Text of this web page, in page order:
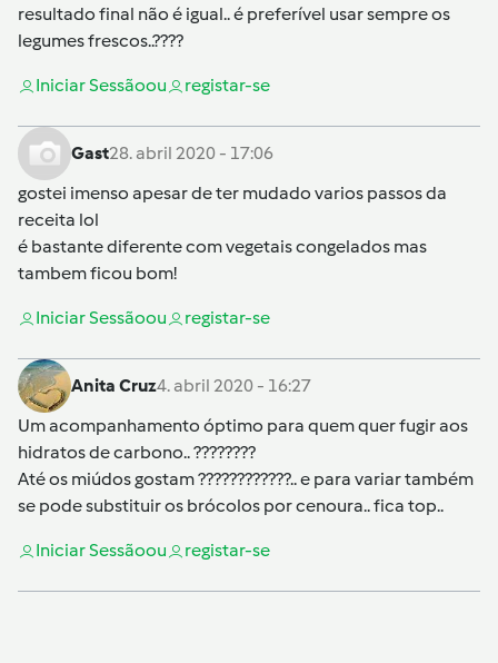
resultado final não é igual.. é preferível usar sempre os
legumes frescos..????
Iniciar Sessãoou registar-se
Gast28. abril 2020 - 17:06
gostei imenso apesar de ter mudado varios passos da
receita lol
é bastante diferente com vegetais congelados mas
tambem ficou bom!
Iniciar Sessãoou registar-se
Anita Cruz4. abril 2020 - 16:27
Um acompanhamento óptimo para quem quer fugir aos
hidratos de carbono.. ????????
Até os miúdos gostam ????????????.. e para variar também
se pode substituir os brócolos por cenoura.. fica top..
Iniciar Sessãoou registar-se